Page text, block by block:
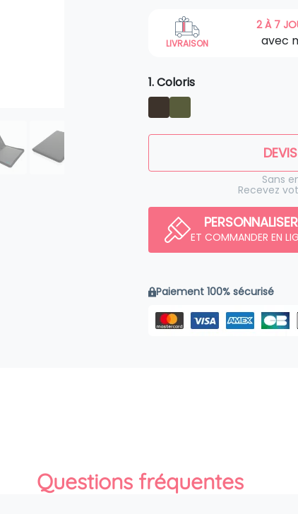
LIVRAISON
2 À 7
avec
1. Coloris
Sans
Recevez
PERSONNALISER
ET COMMANDER EN
Paiement 100% sécurisé
Questions fréquentes